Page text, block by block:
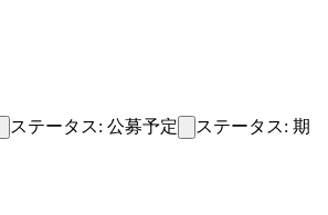
ステータス: 公募予定
ステータス: 期